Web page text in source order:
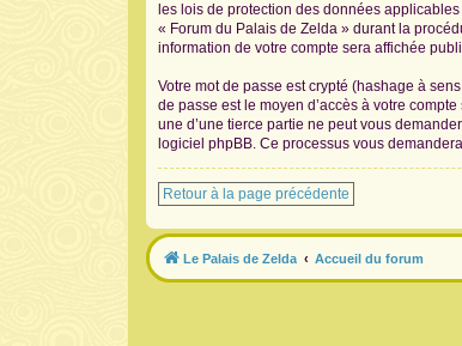
les lois de protection des données
« Forum du Palais de Zelda » durant la
information de votre compte sera affichée
Votre mot de passe est crypté (hashage à
de passe est le moyen d’accès à votre
une d’une tierce partie ne peut vous
logiciel phpBB. Ce processus vous
Retour à la page précédente
Le Palais de Zelda Accueil du forum